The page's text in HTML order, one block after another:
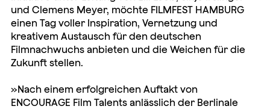
und Clemens Meyer, möchte FILMFEST HAMBURG
einen Tag voller Inspiration, Vernetzung und
kreativem Austausch für den deutschen
Filmnachwuchs anbieten und die Weichen für die
Zukunft stellen.
»Nach einem erfolgreichen Auftakt von
ENCOURAGE Film Talents anlässlich der Berlinale